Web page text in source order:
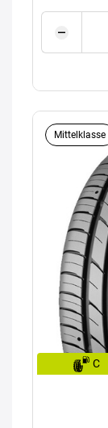
Mittelklasse
C